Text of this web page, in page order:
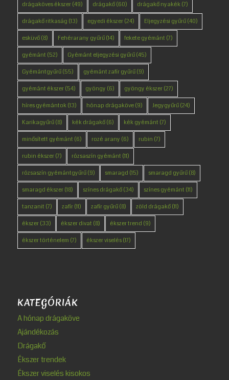
drágaköves ékszer(49) drágakő(60) drágakő nyakék(7)
drágakő ritkaság (13) egyedi ékszer(24) Eljegyzési gyűrű(40)
esküvő(8) Fehérarany gyűrű(14) fekete gyémánt (7)
gyémánt (52) Gyémánt eljegyzési gyűrű(45)
Gyémántgyűrű(55) gyémánt zafír gyűrű(9)
gyémánt ékszer(54) gyöngy (6) gyöngy ékszer(27)
híres gyémántok(13) hónap drágaköve(9) Jegygyűrű(24)
Karikagyűrű(8) kék drágakő(6) kék gyémánt (7)
minősített gyémánt (6) rozé arany (6) rubin (7)
rubin ékszer(7) rózsaszín gyémánt (11)
rózsaszín gyémántgyűrű(9) smaragd (15) smaragd gyűrű(8)
smaragd ékszer(18) színes drágakő(34) színes gyémánt (11)
tanzanit (7) zafír(11) zafír gyűrű(8) zöld drágakő(11)
ékszer(33) ékszer divat (8) ékszer trend (9)
ékszer történelem (7) ékszer viselés(17)
KATEGÓRIÁK
A hónap drágaköve
Ajándékozás
Drágakő
Ékszer trendek
Ékszer viselés kisokos